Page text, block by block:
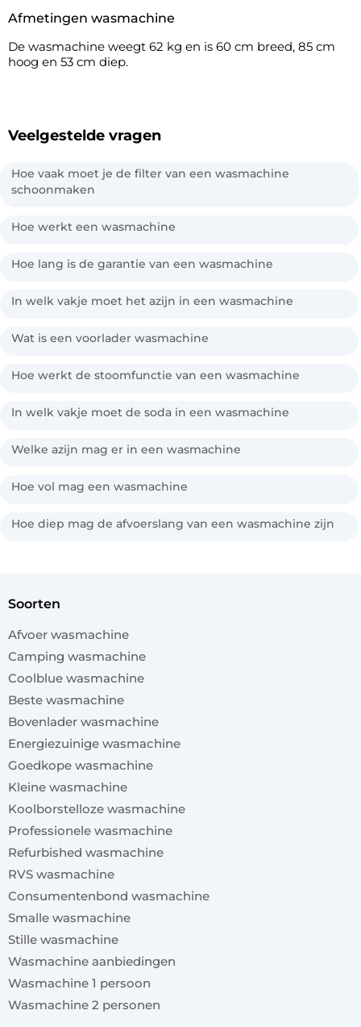
Afmetingen wasmachine
De wasmachine weegt 62 kg en is 60 cm breed, 85 cm
hoog en 53 cm diep.
Veelgestelde vragen
Hoe vaak moet je de filter van een wasmachine
schoonmaken
Hoe werkt een wasmachine
Hoe lang is de garantie van een wasmachine
In welk vakje moet het azijn in een wasmachine
Wat is een voorlader wasmachine
Hoe werkt de stoomfunctie van een wasmachine
In welk vakje moet de soda in een wasmachine
Welke azijn mag er in een wasmachine
Hoe vol mag een wasmachine
Hoe diep mag de afvoerslang van een wasmachine zijn
soorten
Afvoer wasmachine
Camping wasmachine
Coolblue wasmachine
Beste wasmachine
Bovenlader wasmachine
Energiezuinige wasmachine
Goedkope wasmachine
Kleine wasmachine
Koolborstelloze wasmachine
Professionele wasmachine
Refurbished wasmachine
RVS wasmachine
Consumentenbond wasmachine
Smalle wasmachine
Stille wasmachine
Wasmachine aanbiedingen
Wasmachine 1 persoon
Wasmachine 2 personen